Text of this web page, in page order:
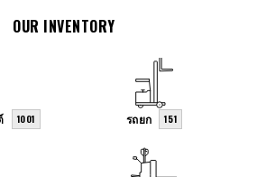
OUR INVENTORY
1001 รถยก 151